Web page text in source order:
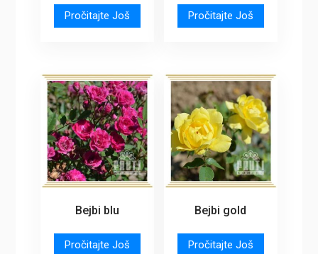
Pročitajte Još Pročitajte Još
Bejbi blu
Pročitajte Još
Bejbi gold
Pročitajte Još